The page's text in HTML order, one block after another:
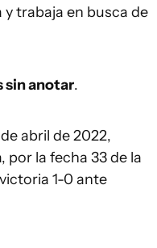
trabaja en busca de
sin anotar.
abril de 2022,
por la fecha 33 de la
1-0 ante